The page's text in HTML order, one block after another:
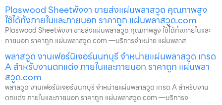
Plaswood Sheetพังงา ขายส่งแผ่นพลาสวูด คุณภาพสูง
ใช้ได้ทั้งภายในและภายนอก ราคาถูก แผ่นพลาสวูด.com
Plaswood Sheetพังงา ขายส่งแผ่นพลาสวูด คุณภาพสูง ใช้ได้ทั้งภายในและ
ภายนอก ราคาถูก แผ่นพลาสวูด.com —บริการจำหน่าย แผ่นพลาส
พลาสวูด งานเฟอร์นิเจอร์นนทบุรี จำหน่ายแผ่นพลาสวูด เกรด
A สำหรับงานตกแต่ง ภายในและภายนอก ราคาถูก แผ่นพลา
สวูด.com
พลาสวูด งานเฟอร์นิเจอร์นนทบุรี จำหน่ายแผ่นพลาสวูด เกรด A สำหรับงาน
ตกแต่ง ภายในและภายนอก ราคาถูก แผ่นพลาสวูด.com —บริการจ